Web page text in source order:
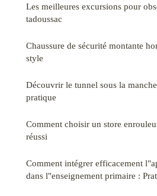
Les meilleures excursions pour
tadoussac
Chaussure de sécurité montante
style
Découvrir le tunnel sous la
pratique
Comment choisir un store
réussi
Comment intégrer efficacement
dans l"enseignement primaire :